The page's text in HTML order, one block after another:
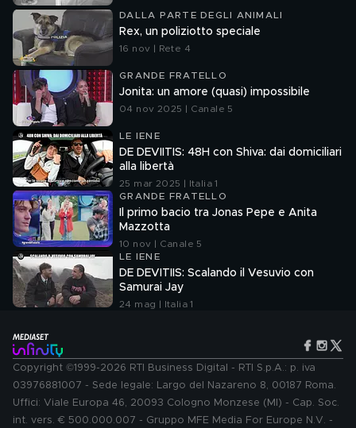
DALLA PARTE DEGLI ANIMALI
Rex, un poliziotto speciale
16 nov | Rete 4
GRANDE FRATELLO
Jonita: un amore (quasi) impossibile
04 nov 2025 | Canale 5
LE IENE
DE DEVIITIS: 48H con Shiva: dai domiciliari
alla libertà
25 mar 2025 | Italia 1
GRANDE FRATELLO
Il primo bacio tra Jonas Pepe e Anita
Mazzotta
10 nov | Canale 5
LE IENE
DE DEVITIIS: Scalando il Vesuvio con
Samurai Jay
24 mag | Italia 1
Copyright ©1999-2026 RTI Business Digital - RTI S.p.A.: p. iva
03976881007 - Sede legale: Largo del Nazareno 8, 00187 Roma.
Uffici: Viale Europa 46, 20093 Cologno Monzese (MI) - Cap. Soc.
int. vers. € 500.000.007 - Gruppo MFE Media For Europe N.V. -